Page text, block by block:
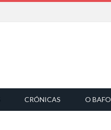
CRÓNICAS O BAFO